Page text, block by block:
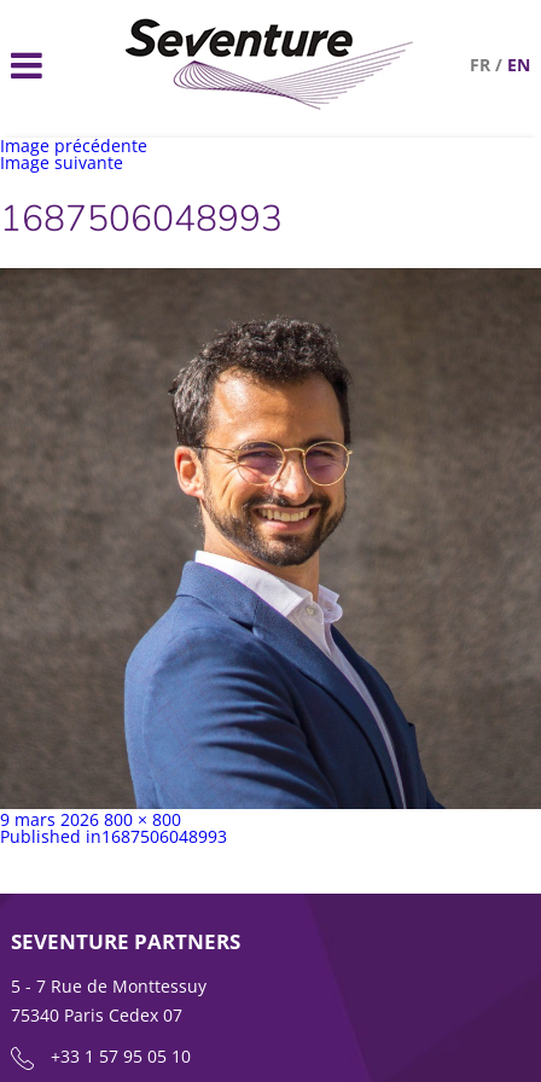
FR / EN
Image précédente
Image suivante
1687506048993
Publié
sur
9 mars 2026 Taille
complète
800 × 800
Navigation
Published in1687506048993
SEVENTURE PARTNERS
5 - 7 Rue de Monttessuy
75340 Paris Cedex 07
+33 1 57 95 05 10